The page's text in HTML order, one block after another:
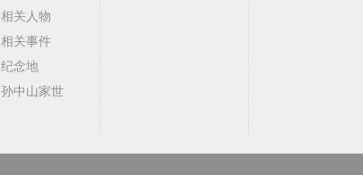
相关人物
相关事件
纪念地
孙中山家世